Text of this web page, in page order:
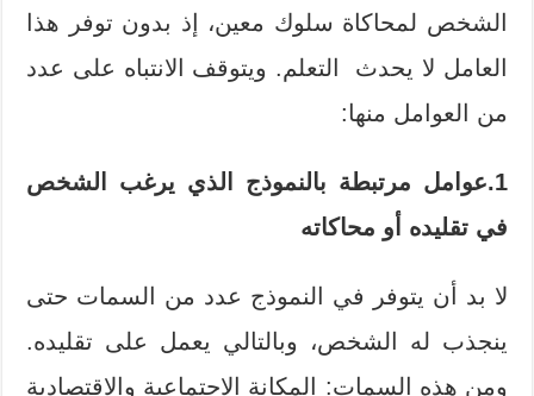
الشخص لمحاكاة سلوك معين، إذ بدون توفر هذا
العامل لا يحدث التعلم. ويتوقف الانتباه على عدد
من العوامل منها:
1.عوامل مرتبطة بالنموذج الذي يرغب الشخص
في تقليده أو محاكاته
لا بد أن يتوفر في النموذج عدد من السمات حتى
ينجذب له الشخص، وبالتالي يعمل على تقليده.
ومن هذه السمات: المكانة الاجتماعية والاقتصادية